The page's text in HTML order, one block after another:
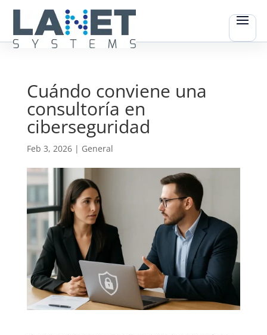
Cuándo conviene una
consultoría en
ciberseguridad
Feb 3, 2026| General